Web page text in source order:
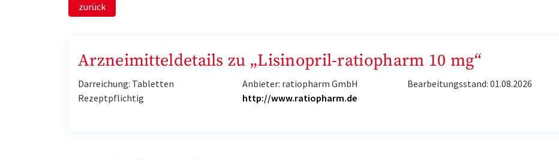
zurück
Arzneimitteldetails zu „Lisinopril-ratiopharm 10 mg“
Darreichung: Tabletten
Rezeptpflichtig
Anbieter: ratiopharm GmbH
http://www.ratiopharm.de
Bearbeitungsstand: 01.08.2026